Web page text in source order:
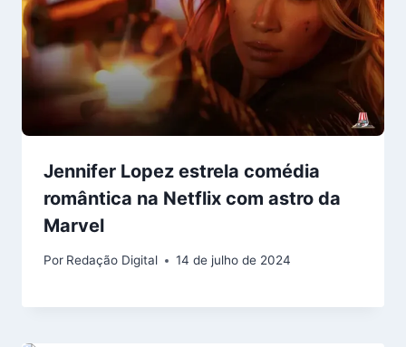
Jennifer Lopez estrela comédia
romântica na Netflix com astro da
Marvel
Por Redação Digital 14 de julho de 2024